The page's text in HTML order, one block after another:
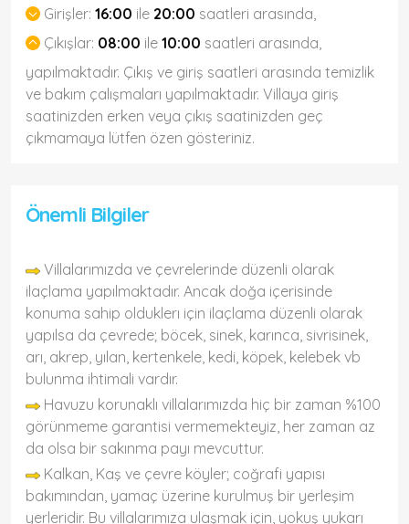
Girişler: 16:00 ile 20:00 saatleri arasında,
Çıkışlar: 08:00 ile 10:00 saatleri arasında,
yapılmaktadır. Çıkış ve giriş saatleri arasında temizlik
ve bakım çalışmaları yapılmaktadır. Villaya giriş
saatinizden erken veya çıkış saatinizden geç
çıkmamaya lütfen özen gösteriniz.
Önemli Bilgiler
Villalarımızda ve çevrelerinde düzenli olarak
ilaçlama yapılmaktadır. Ancak doğa içerisinde
konuma sahip olduklerı için ilaçlama düzenli olarak
yapılsa da çevrede; böcek, sinek, karınca, sivrisinek,
arı, akrep, yılan, kertenkele, kedi, köpek, kelebek vb
bulunma ihtimali vardır.
Havuzu korunaklı villalarımızda hiç bir zaman %100
görünmeme garantisi vermemekteyiz, her zaman az
da olsa bir sakınma payı mevcuttur.
Kalkan, Kaş ve çevre köyler; coğrafi yapısı
bakımından, yamaç üzerine kurulmuş bir yerleşim
yerleridir. Bu villalarımıza ulaşmak için, yokuş yukarı